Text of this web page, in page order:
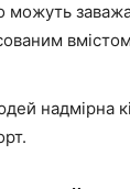
можуть
надмірна